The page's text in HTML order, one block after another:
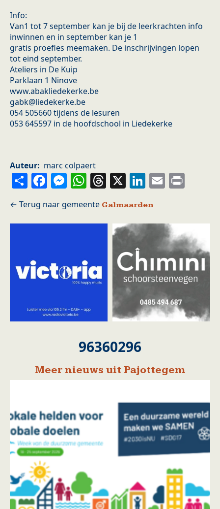
Info:
Van1 tot 7 september kan je bij de leerkrachten info
inwinnen en in september kan je 1
gratis proefles meemaken. De inschrijvingen lopen
tot eind september.
Ateliers in De Kuip
Parklaan 1 Ninove
www.abakliedekerke.be
gabk@liedekerke.be
054 505660 tijdens de lesuren
053 645597 in de hoofdschool in Liedekerke
Auteur marc colpaert
ShareFacebook
Messenger
WhatsApp
Threads
X LinkedIn
Email
Galmaarden
96360296
Meer nieuws uit Pajottegem